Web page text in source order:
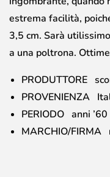
estrema facilità,
3,5 cm. Sarà
a una poltrona.
PRODUTTORE
PROVENIENZA
PERIODO anni ’60
MARCHIO/FIRMA